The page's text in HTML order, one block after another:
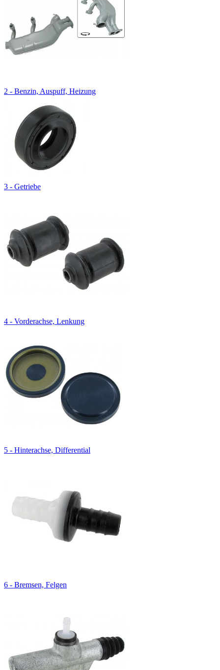
2 - Benzin, Auspuff, Heizung
3 - Getriebe
4 - Vorderachse, Lenkung
5 - Hinterachse, Differential
6 - Bremsen, Felgen